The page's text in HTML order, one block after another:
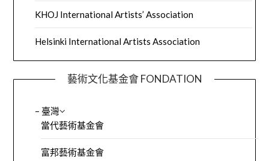
KHOJ International Artists’ Association
Helsinki International Artists Association
藝術文化基金會 FONDATION
– 臺灣
當代藝術基金會
富邦藝術基金會